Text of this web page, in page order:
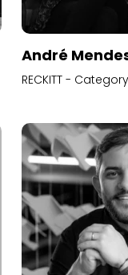
André
RECKITT -